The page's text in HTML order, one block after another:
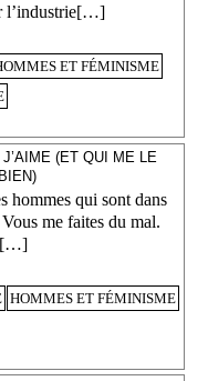
l’industrie[…]
ET FÉMINISME
(ET QUI ME LE
hommes qui sont dans
me faites du mal.
HOMMES ET FÉMINISME